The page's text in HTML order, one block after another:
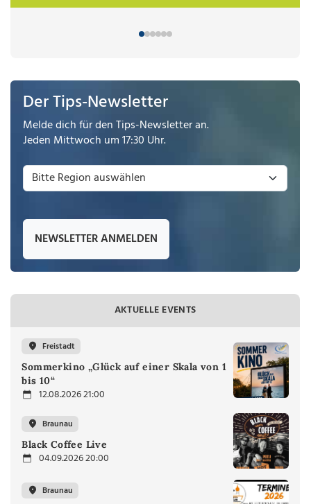
Der Tips-Newsletter
Melde dich für den Tips-Newsletter an.
Jeden Mittwoch um 17:30 Uhr.
NEWSLETTER ANMELDEN
AKTUELLE EVENTS
Freistadt
Sommerkino „Glück auf einer Skala von 1
bis 10“
12.08.2026 21:00
Braunau
Black Coffee Live
04.09.2026 20:00
Braunau